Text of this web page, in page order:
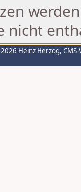
nicht
Heinz Herzog,